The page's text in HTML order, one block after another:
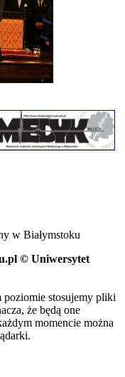
w Białymstoku
© Uniwersytet
poziomie stosujemy pliki
że będą one
momencie można